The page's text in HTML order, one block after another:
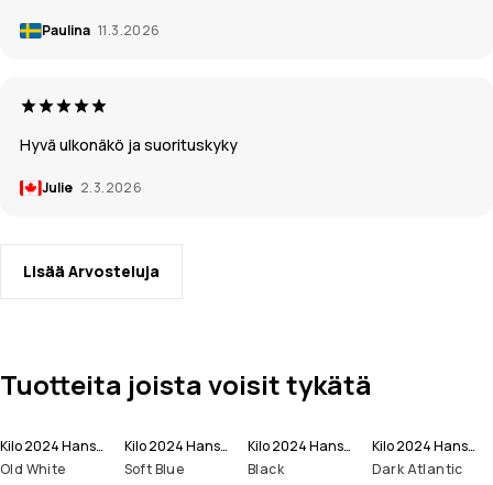
Paulina 11.3.2026
Hyvä ulkonäkö ja suorituskyky
Julie 2.3.2026
Lisää Arvosteluja
Tuotteita joista voisit tykätä
Kilo 2024 Hanskat
Old White
Kilo 2024 Hanskat
Soft Blue
Kilo 2024 Hanskat
Black
Kilo 2024 Hanskat
Dark Atlantic